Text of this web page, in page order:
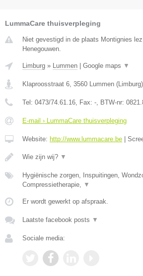
LummaCare thuisverpleging
Niet gevestigd in de plaats Montignies
Henegouwen.
Limburg » Lummen Google maps ▼
Klaproosstraat 6, 3560 Lummen (Limburg)
Tel: 0473/74.61.16, Fax: -, BTW-nr:
E-mail › LummaCare thuisverpleging
Website: http://www.lummacare.be
Wie zijn wij? ▼
Hygiënische zorgen, Inspuitingen,
Compressietherapie, ▼
Er wordt gewerkt op afspraak.
Laatste facebook posts ▼
Sociale media: